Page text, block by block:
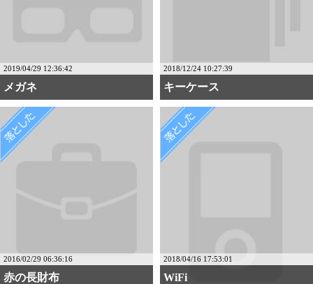
2019/04/29 12:36:42
メガネ
2018/12/24 10:27:39
キーケース
2016/02/29 06:36:16
赤の長財布
2018/04/16 17:53:01
WiFi